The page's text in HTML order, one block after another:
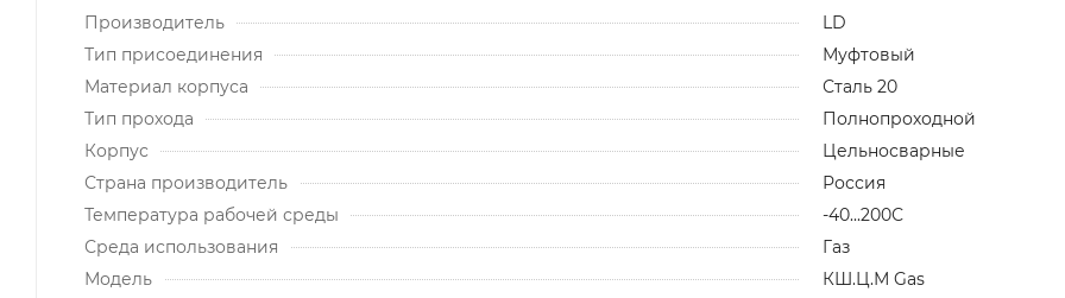
Производитель
LD
Тип присоединения
Муфтовый
Материал корпуса
Сталь 20
Тип прохода
Полнопроходной
Корпус
Цельносварные
Страна производитель
Россия
Температура рабочей среды
-40...200С
Среда использования
Газ
Модель
КШ.Ц.М Gas